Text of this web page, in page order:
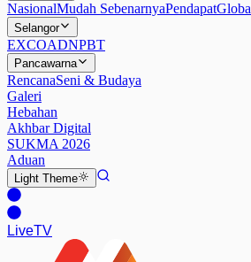
NasionalMudah SebenarnyaPendapat
Selangor
EXCOADNPBT
Pancawarna
RencanaSeni & Budaya
Galeri
Hebahan
Akhbar Digital
SUKMA 2026
Aduan
Light Theme
LiveTV